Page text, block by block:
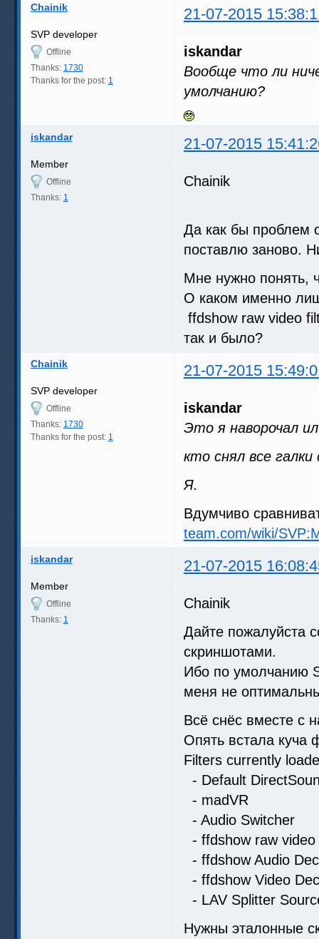
Chainik 21-07-2015
SVP developer
Offline
Thanks: 1730
Thanks for the post: 1
iskandar
Вообще что ли
умолчанию?
iskandar 21-07-2015
Member
Offline
Thanks: 1
Chainik
Да как бы проблем
поставлю заново.
Мне нужно понять,
О каком именно
ffdshow raw video
так и было?
Chainik 21-07-2015
SVP developer
Offline
Thanks: 1730
Thanks for the post: 1
iskandar
Это я наворочал
кто снял все
Я.
Вдумчиво
team.com/wiki/
iskandar 21-07-2015
Member
Offline
Thanks: 1
Chainik
Дайте пожалуйста
скриншотами.
Ибо по умолчанию
меня не
Всё снёс вместе с
Опять встала куча
Filters currently
- Default
- madVR
- Audio Switcher
- ffdshow raw video
- ffdshow Audio
- ffdshow Video
- LAV Splitter
Нужны эталонные